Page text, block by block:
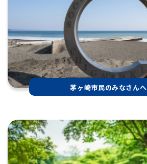
茅ヶ崎市民のみなさんへ